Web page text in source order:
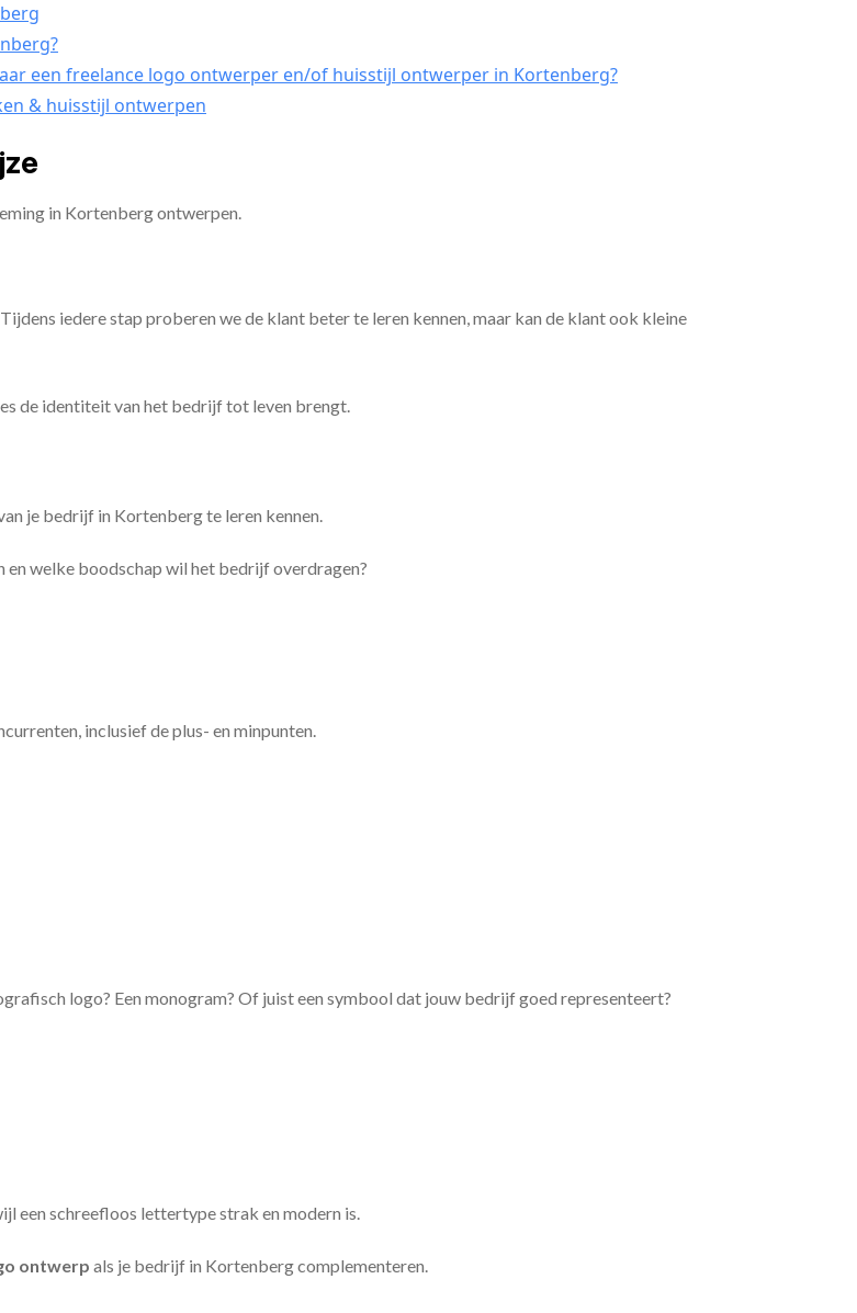
een freelance logo ontwerper en/of huisstijl ontwerper in Kortenberg?
& huisstijl ontwerpen
in Kortenberg ontwerpen.
iedere stap proberen we de klant beter te leren kennen, maar kan de klant ook kleine
de identiteit van het bedrijf tot leven brengt.
je bedrijf in Kortenberg te leren kennen.
welke boodschap wil het bedrijf overdragen?
inclusief de plus- en minpunten.
logo? Een monogram? Of juist een symbool dat jouw bedrijf goed representeert?
een schreefloos lettertype strak en modern is.
ontwerp als je bedrijf in Kortenberg complementeren.